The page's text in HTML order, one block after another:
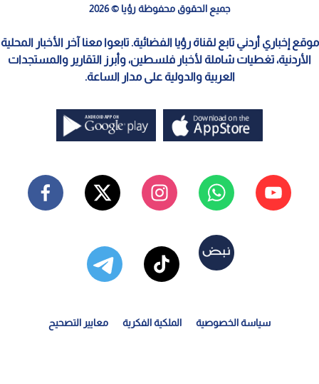
جميع الحقوق محفوظة رؤيا © 2026
موقع إخباري أردني تابع لقناة رؤيا الفضائية. تابعوا معنا آخر الأخبار المحلية
الأردنية، تغطيات شاملة لأخبار فلسطين، وأبرز التقارير والمستجدات
العربية والدولية على مدار الساعة.
سياسة الخصوصية الملكية الفكرية معايير التصحيح